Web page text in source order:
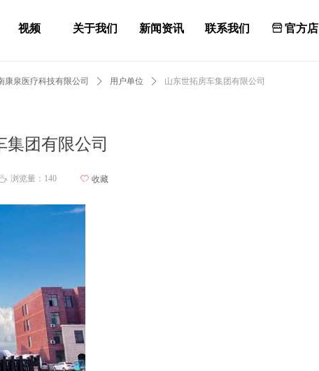
视频 关于我们 新闻资讯 联系我们 ꀰ 官方店
集团有限公司
康泉医疗科技有限公司 ꄲ 用户单位 ꄲ 山东世拓房车集团有限公司
浏览量： 140 ꄀ 收藏